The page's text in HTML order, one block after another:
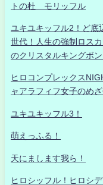
トの杜 モリッフル
ユキユキッフル2！ど底
世代！人生の強制ロス
のクリスタルキングボ
ヒロコンプレックス
ャアラフィフ女子のめ
ユキユキッフル3！
萌えっふる！
天にまします我ら！
ヒロシッフル！ヒロシ